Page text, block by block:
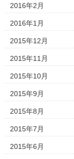
2016年2月
2016年1月
2015年12月
2015年11月
2015年10月
2015年9月
2015年8月
2015年7月
2015年6月